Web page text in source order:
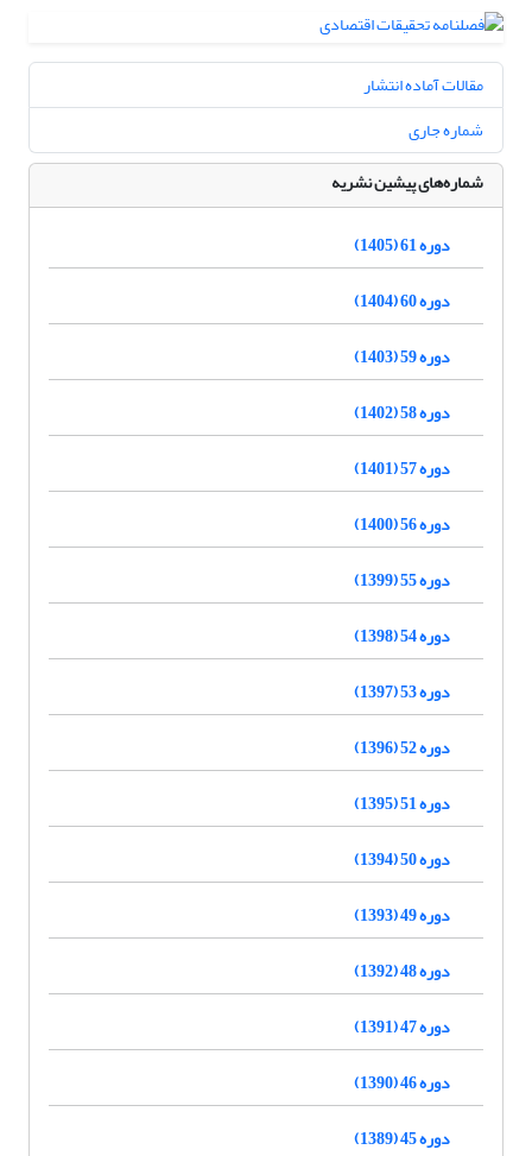
مقالات آماده انتشار
شماره جاری
شماره‌های پیشین نشریه
دوره 61 (1405)
دوره 60 (1404)
دوره 59 (1403)
دوره 58 (1402)
دوره 57 (1401)
دوره 56 (1400)
دوره 55 (1399)
دوره 54 (1398)
دوره 53 (1397)
دوره 52 (1396)
دوره 51 (1395)
دوره 50 (1394)
دوره 49 (1393)
دوره 48 (1392)
دوره 47 (1391)
دوره 46 (1390)
دوره 45 (1389)